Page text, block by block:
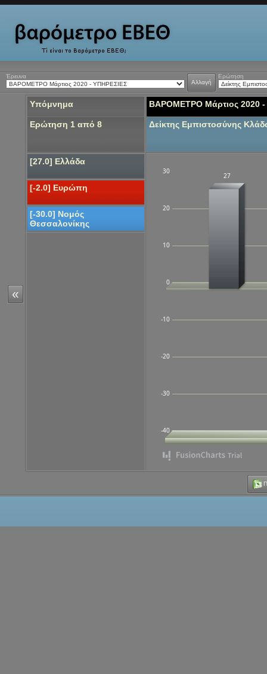
Έρευνα
Αλλαγή
Ερώτηση
«
Υπόμνημα
Ερώτηση 1 από 8
[27.0] Ελλάδα
[-2.0] Ευρώπη
[-30.0] Νομός
Θεσσαλονίκης
ΒΑΡΟΜΕΤΡΟ Μάρτιος 2020 -
Δείκτης Εμπιστοσύνης
-40
-30
-20
-10
0
10
20
30
27